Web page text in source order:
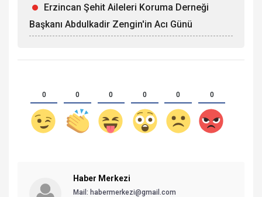
Erzincan Şehit Aileleri Koruma Derneği
Başkanı Abdulkadir Zengin'in Acı Günü
0 0 0 0 0 0
Haber Merkezi
Mail: habermerkezi@gmail.com